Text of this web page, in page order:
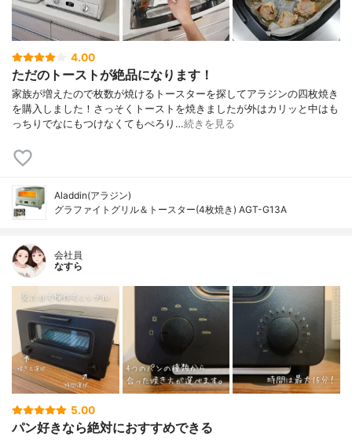
4.00
ただのトーストが絶品になります！
家族が増えたので枚数が焼けるトースターを探してアラジンの四枚焼き
を購入しました！さっそくトーストを焼きましたが外はカリッと中はも
っちりでなにもつけなくてもぺろり…続きを見る
Aladdin(アラジン)
グラファイトグリル＆トースター(4枚焼き) AGT-G13A
会社員
なすら
5.00
パン好きなら絶対におすすめできる